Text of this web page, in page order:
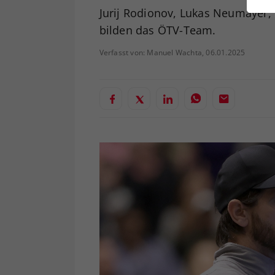
Jurij Rodionov, Lukas
bilden das ÖTV-Team.
Verfasst von: Manuel Wachta, 06.01.2025